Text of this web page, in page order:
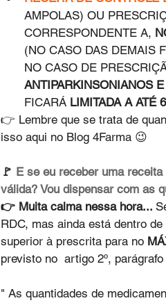
AMPOLAS) OU
CORRESPONDENTE A,
(NO CASO DAS DEMAIS
NO CASO DE
ANTIPARKINSONIANOS
FICARÁ LIMITADA A ATÉ
👉 Lembre que se trata de
isso aqui no Blog 4Farma 😉
🚩 E se eu receber uma
válida? Vou dispensar com as
👉 Muita calma nessa hora...
RDC, mas ainda está dentro
superior à prescrita para no
previsto no  artigo 2º,
" As quantidades de